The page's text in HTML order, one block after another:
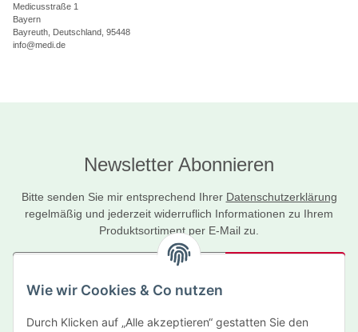
Wie wir Cookies & Co nutzen
Durch Klicken auf „Alle akzeptieren“ gestatten Sie den
Medicusstraße 1
Bayern
Bayreuth, Deutschland, 95448
info@medi.de
Newsletter Abonnieren
Bitte senden Sie mir entsprechend Ihrer Datenschutzerklärung
regelmäßig und jederzeit widerruflich Informationen zu Ihrem
Produktsortiment per E-Mail zu.
Newsletter Abonnieren
Informationen